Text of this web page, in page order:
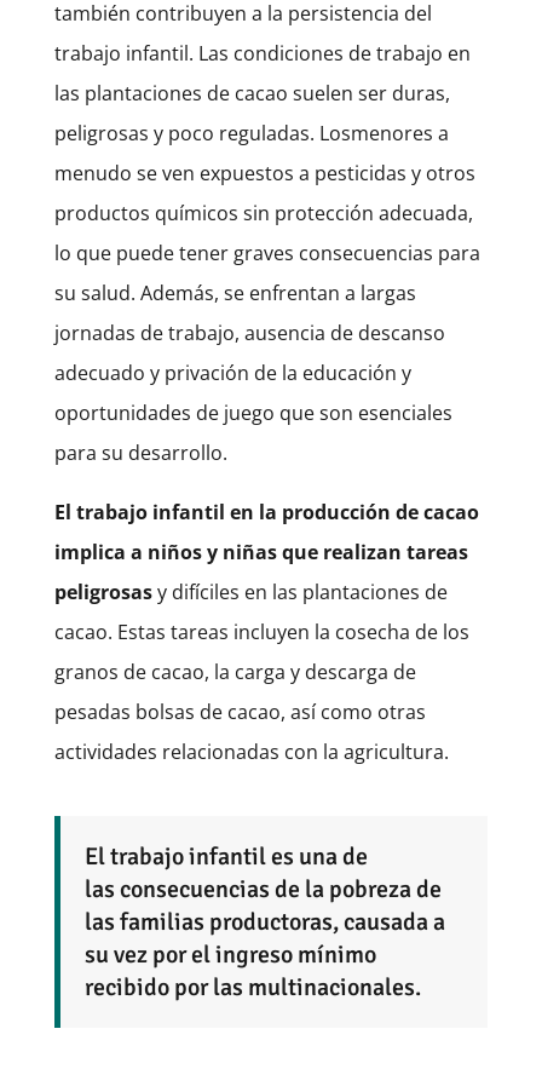
también contribuyen a la persistencia del
trabajo infantil. Las condiciones de trabajo en
las plantaciones de cacao suelen ser duras,
peligrosas y poco reguladas. Losmenores a
menudo se ven expuestos a pesticidas y otros
productos químicos sin protección adecuada,
lo que puede tener graves consecuencias para
su salud. Además, se enfrentan a largas
jornadas de trabajo, ausencia de descanso
adecuado y privación de la educación y
oportunidades de juego que son esenciales
para su desarrollo.
El trabajo infantil en la producción de cacao
implica a niños y niñas que realizan tareas
peligrosasy difíciles en las plantaciones de
cacao. Estas tareas incluyen la cosecha de los
granos de cacao, la carga y descarga de
pesadas bolsas de cacao, así como otras
actividades relacionadas con la agricultura.
El trabajo infantil es una de
las consecuencias de la pobreza de
las familias productoras, causada a
su vez por el ingreso mínimo
recibido por las multinacionales.